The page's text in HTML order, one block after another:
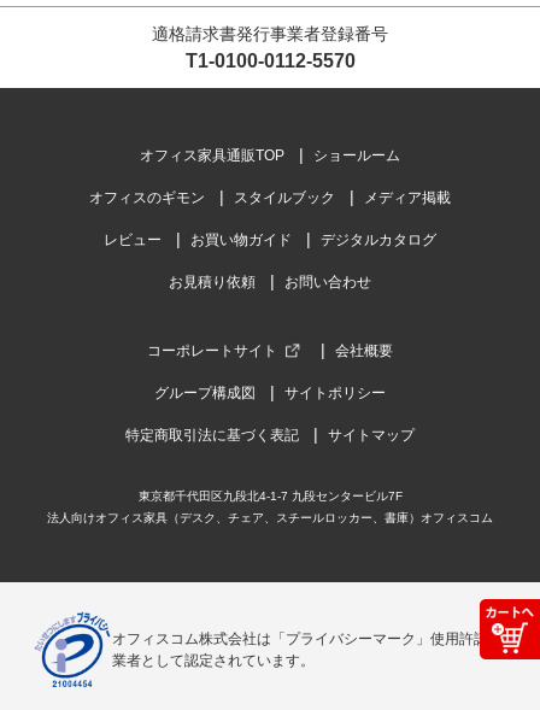
適格請求書発行事業者登録番号
T1-0100-0112-5570
オフィス家具通販TOP ショールーム
オフィスのギモン スタイルブック メディア掲載
レビュー お買い物ガイド デジタルカタログ
お見積り依頼 お問い合わせ
コーポレートサイト 会社概要
グループ構成図 サイトポリシー
特定商取引法に基づく表記 サイトマップ
東京都千代田区九段北4-1-7 九段センタービル7F
法人向けオフィス家具（デスク、チェア、スチールロッカー、書庫）オフィスコム
オフィスコム株式会社は「プライバシーマーク」使用許諾事
業者として認定されています。